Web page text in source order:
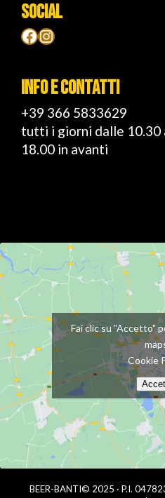
SOCIAL
Facebook Instagram
INFO E CONTATTI
+39 366 5833629
tutti i giorni dalle 10.30
18.00 in avanti
Fai clic su "Accetto"
Cookie
BEER-BANTI© 2025 · P.I.